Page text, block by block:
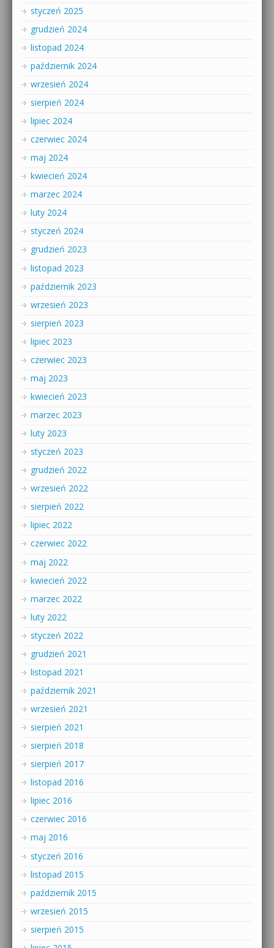
styczeń 2025
grudzień 2024
listopad 2024
październik 2024
wrzesień 2024
sierpień 2024
lipiec 2024
czerwiec 2024
maj 2024
kwiecień 2024
marzec 2024
luty 2024
styczeń 2024
grudzień 2023
listopad 2023
październik 2023
wrzesień 2023
sierpień 2023
lipiec 2023
czerwiec 2023
maj 2023
kwiecień 2023
marzec 2023
luty 2023
styczeń 2023
grudzień 2022
wrzesień 2022
sierpień 2022
lipiec 2022
czerwiec 2022
maj 2022
kwiecień 2022
marzec 2022
luty 2022
styczeń 2022
grudzień 2021
listopad 2021
październik 2021
wrzesień 2021
sierpień 2021
sierpień 2018
sierpień 2017
listopad 2016
lipiec 2016
czerwiec 2016
maj 2016
styczeń 2016
listopad 2015
październik 2015
wrzesień 2015
sierpień 2015